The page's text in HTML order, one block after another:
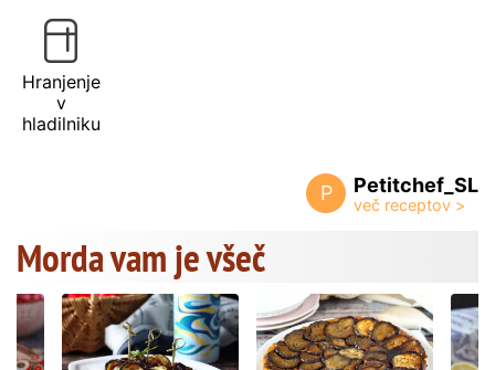
Hranjenje
v
hladilniku
P Petitchef_SL
Morda vam je všeč